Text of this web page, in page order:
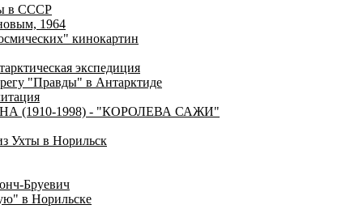
в СССР
1964
кинокартин
экспедиция
"Правды" в Антарктиде
1998) - "КОРОЛЕВА САЖИ"
Ухты в Норильск
Бруевич
в Норильске